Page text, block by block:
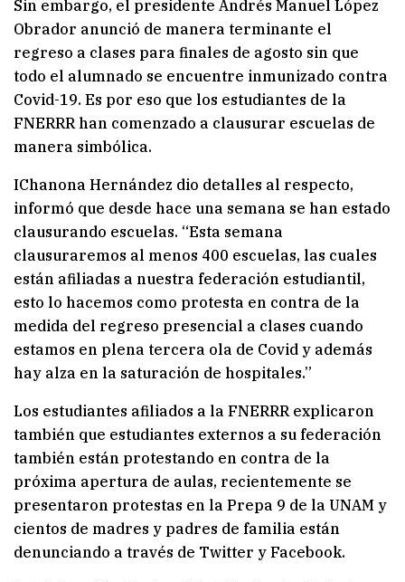
Sin embargo, el presidente Andrés Manuel López
Obrador anunció de manera terminante el
regreso a clases para finales de agosto sin que
todo el alumnado se encuentre inmunizado contra
Covid-19. Es por eso que los estudiantes de la
FNERRR han comenzado a clausurar escuelas de
manera simbólica.
IChanona Hernández dio detalles al respecto,
informó que desde hace una semana se han estado
clausurando escuelas. “Esta semana
clausuraremos al menos 400 escuelas, las cuales
están afiliadas a nuestra federación estudiantil,
esto lo hacemos como protesta en contra de la
medida del regreso presencial a clases cuando
estamos en plena tercera ola de Covid y además
hay alza en la saturación de hospitales.”
Los estudiantes afiliados a la FNERRR explicaron
también que estudiantes externos a su federación
también están protestando en contra de la
próxima apertura de aulas, recientemente se
presentaron protestas en la Prepa 9 de la UNAM y
cientos de madres y padres de familia están
denunciando a través de Twitter y Facebook.